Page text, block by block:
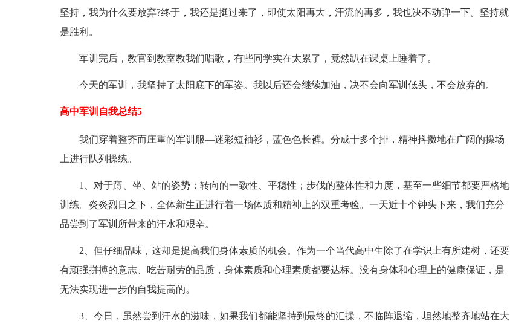
坚持，我为什么要放弃?终于，我还是挺过来了，即使太阳再大，汗流的再多，我也决不动弹一下。坚持就
是胜利。
军训完后，教官到教室教我们唱歌，有些同学实在太累了，竟然趴在课桌上睡着了。
今天的军训，我坚持了太阳底下的军姿。我以后还会继续加油，决不会向军训低头，不会放弃的。
高中军训自我总结5
我们穿着整齐而庄重的军训服—迷彩短袖衫，蓝色色长裤。分成十多个排，精神抖擞地在广阔的操场
上进行队列操练。
1、对于蹲、坐、站的姿势；转向的一致性、平稳性；步伐的整体性和力度，基至一些细节都要严格地
训练。炎炎烈日之下，全体新生正进行着一场体质和精神上的双重考验。一天近十个钟头下来，我们充分
品尝到了军训所带来的汗水和艰辛。
2、但仔细品味，这却是提高我们身体素质的机会。作为一个当代高中生除了在学识上有所建树，还要
有顽强拼搏的意志、吃苦耐劳的品质，身体素质和心理素质都要达标。没有身体和心理上的健康保证，是
无法实现进一步的自我提高的。
3、今日，虽然尝到汗水的滋味，如果我们都能坚持到最终的汇操，不临阵退缩，坦然地整齐地站在大